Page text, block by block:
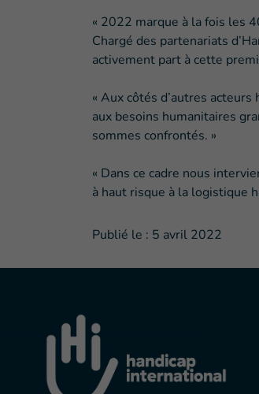
« 2022 marque à la fois les
Chargé des partenariats
activement part à cette
« Aux côtés d’autres
aux besoins humanitaires
sommes confrontés. »
« Dans ce cadre nous
à haut risque à la logistique
Publié le : 5 avril 2022